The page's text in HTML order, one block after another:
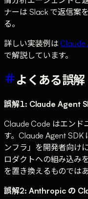
ナーは Slack で返信案
る。
詳しい実装例はClaude
で解説しています。
よくある誤
誤解1: Claude Agent
Claude Code はエンド
す。Claude Agent SDK
ンフラ」を開発者向け
ロダクトへの組み込み
を置き換えるものでは
誤解2: Anthropic の